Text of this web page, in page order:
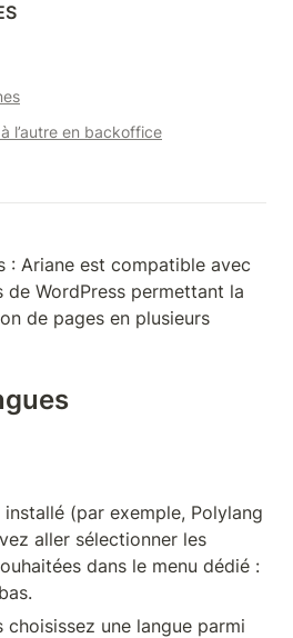
l’autre en backoffice
: Ariane est compatible avec
de WordPress permettant la
de pages en plusieurs
(par exemple, Polylang
aller sélectionner les
dans le menu dédié :
une langue parmi